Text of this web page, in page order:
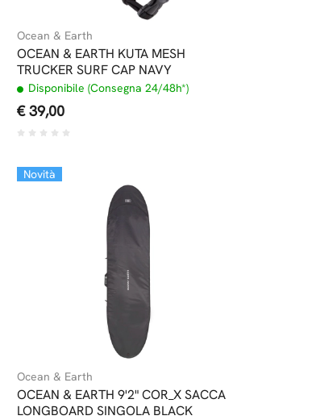
Ocean & Earth
OCEAN & EARTH KUTA MESH
TRUCKER SURF CAP NAVY
Disponibile (Consegna 24/48h*)
€ 39,00
Novità
Ocean & Earth
OCEAN & EARTH 9'2" COR_X SACCA
LONGBOARD SINGOLA BLACK